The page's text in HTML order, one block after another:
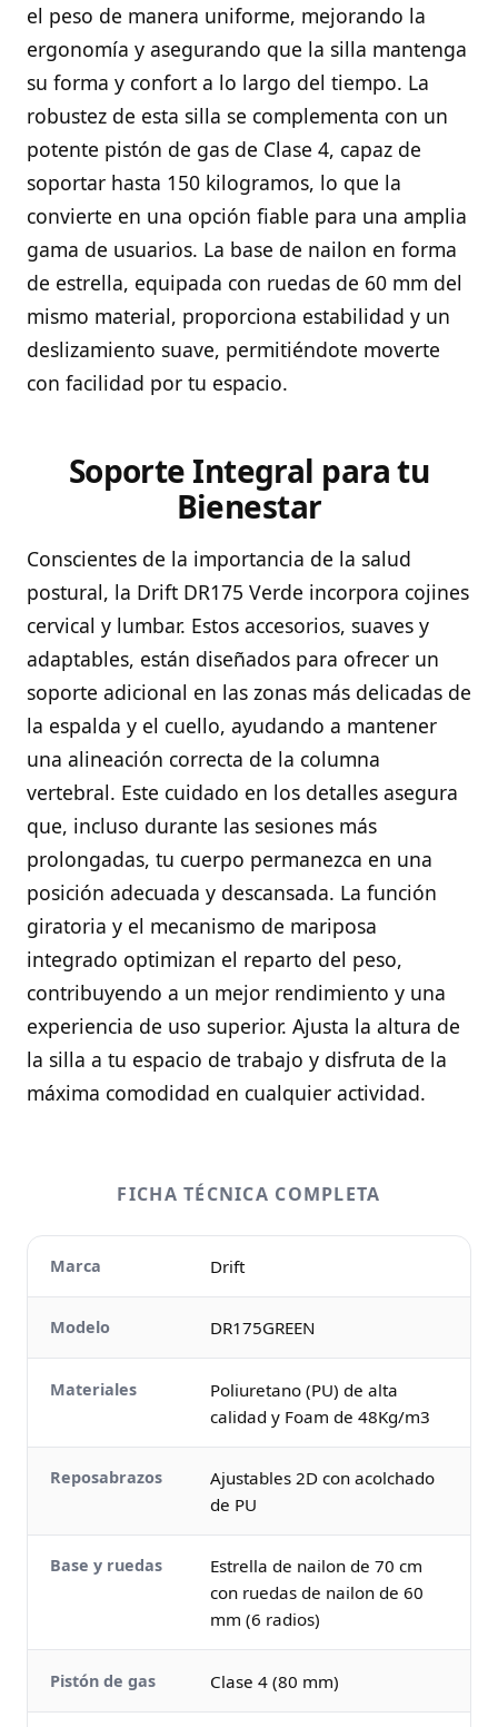
el peso de manera uniforme, mejorando la
ergonomía y asegurando que la silla mantenga
su forma y confort a lo largo del tiempo. La
robustez de esta silla se complementa con un
potente pistón de gas de Clase 4, capaz de
soportar hasta 150 kilogramos, lo que la
convierte en una opción fiable para una amplia
gama de usuarios. La base de nailon en forma
de estrella, equipada con ruedas de 60 mm del
mismo material, proporciona estabilidad y un
deslizamiento suave, permitiéndote moverte
con facilidad por tu espacio.
Soporte Integral para tu
Bienestar
Conscientes de la importancia de la salud
postural, la Drift DR175 Verde incorpora cojines
cervical y lumbar. Estos accesorios, suaves y
adaptables, están diseñados para ofrecer un
soporte adicional en las zonas más delicadas de
la espalda y el cuello, ayudando a mantener
una alineación correcta de la columna
vertebral. Este cuidado en los detalles asegura
que, incluso durante las sesiones más
prolongadas, tu cuerpo permanezca en una
posición adecuada y descansada. La función
giratoria y el mecanismo de mariposa
integrado optimizan el reparto del peso,
contribuyendo a un mejor rendimiento y una
experiencia de uso superior. Ajusta la altura de
la silla a tu espacio de trabajo y disfruta de la
máxima comodidad en cualquier actividad.
FICHA TÉCNICA COMPLETA
Marca Drift
Modelo DR175GREEN
Materiales
Poliuretano (PU) de alta
calidad y Foam de 48Kg/m3
Reposabrazos
Ajustables 2D con acolchado
de PU
Base y ruedas
Estrella de nailon de 70 cm
con ruedas de nailon de 60
mm (6 radios)
Pistón de gas Clase 4 (80 mm)